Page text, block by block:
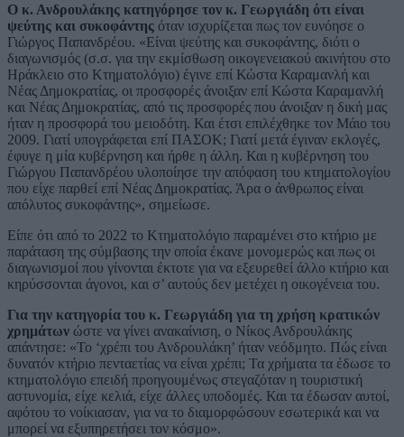
Ο κ. Ανδρουλάκης κατηγόρησε τον κ. Γεωργιάδη ότι είναι
ψεύτης και συκοφάντης όταν ισχυρίζεται πως τον ευνόησε ο
Γιώργος Παπανδρέου. «Είναι ψεύτης και συκοφάντης, διότι ο
διαγωνισμός (σ.σ. για την εκμίσθωση οικογενειακού ακινήτου στο
Ηράκλειο στο Κτηματολόγιο) έγινε επί Κώστα Καραμανλή και
Νέας Δημοκρατίας, οι προσφορές άνοιξαν επί Κώστα Καραμανλή
και Νέας Δημοκρατίας, από τις προσφορές που άνοιξαν η δική μας
ήταν η προσφορά του μειοδότη. Και έτσι επιλέχθηκε τον Μάιο του
2009. Γιατί υπογράφεται επί ΠΑΣΟΚ; Γιατί μετά έγιναν εκλογές,
έφυγε η μία κυβέρνηση και ήρθε η άλλη. Και η κυβέρνηση του
Γιώργου Παπανδρέου υλοποίησε την απόφαση του κτηματολογίου
που είχε παρθεί επί Νέας Δημοκρατίας. Άρα ο άνθρωπος είναι
απόλυτος συκοφάντης», σημείωσε.
Είπε ότι από το 2022 το Κτηματολόγιο παραμένει στο κτήριο με
παράταση της σύμβασης την οποία έκανε μονομερώς και πως οι
διαγωνισμοί που γίνονται έκτοτε για να εξευρεθεί άλλο κτήριο και
κηρύσσονται άγονοι, και σ’ αυτούς δεν μετέχει η οικογένεια του.
Για την κατηγορία του κ. Γεωργιάδη για τη χρήση κρατικών
χρημάτων ώστε να γίνει ανακαίνιση, ο Νίκος Ανδρουλάκης
απάντησε: «Το ‘χρέπι του Ανδρουλάκη’ ήταν νεόδμητο. Πώς είναι
δυνατόν κτήριο πενταετίας να είναι χρέπι; Τα χρήματα τα έδωσε το
κτηματολόγιο επειδή προηγουμένως στεγαζόταν η τουριστική
αστυνομία, είχε κελιά, είχε άλλες υποδομές. Και τα έδωσαν αυτοί,
αφότου το νοίκιασαν, για να το διαμορφώσουν εσωτερικά και να
μπορεί να εξυπηρετήσει τον κόσμο».